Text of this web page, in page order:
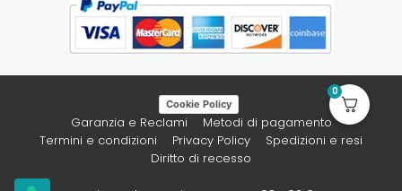
Cookie Policy
Garanzia e Reclami
Metodi di pagamento
Termini e condizioni
Privacy Policy
Spedizioni e resi
Diritto di recesso
0